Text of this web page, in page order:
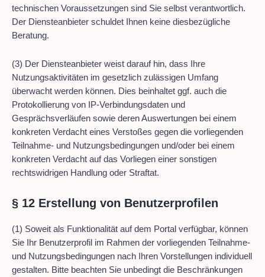
technischen Voraussetzungen sind Sie selbst verantwortlich.
Der Diensteanbieter schuldet Ihnen keine diesbezügliche
Beratung.
(3) Der Diensteanbieter weist darauf hin, dass Ihre
Nutzungsaktivitäten im gesetzlich zulässigen Umfang
überwacht werden können. Dies beinhaltet ggf. auch die
Protokollierung von IP-Verbindungsdaten und
Gesprächsverläufen sowie deren Auswertungen bei einem
konkreten Verdacht eines Verstoßes gegen die vorliegenden
Teilnahme- und Nutzungsbedingungen und/oder bei einem
konkreten Verdacht auf das Vorliegen einer sonstigen
rechtswidrigen Handlung oder Straftat.
§ 12 Erstellung von Benutzerprofilen
(1) Soweit als Funktionalität auf dem Portal verfügbar, können
Sie Ihr Benutzerprofil im Rahmen der vorliegenden Teilnahme-
und Nutzungsbedingungen nach Ihren Vorstellungen individuell
gestalten. Bitte beachten Sie unbedingt die Beschränkungen